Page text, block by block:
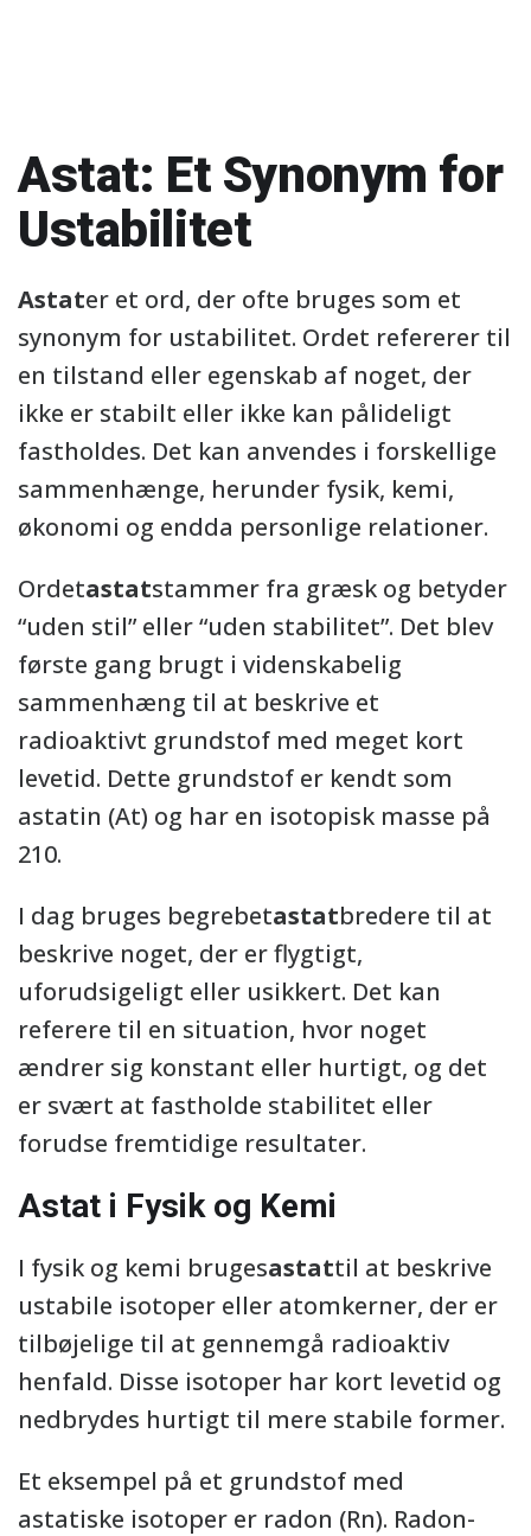
Astat: Et Synonym for
Ustabilitet
Astater et ord, der ofte bruges som et
synonym for ustabilitet. Ordet refererer til
en tilstand eller egenskab af noget, der
ikke er stabilt eller ikke kan pålideligt
fastholdes. Det kan anvendes i forskellige
sammenhænge, herunder fysik, kemi,
økonomi og endda personlige relationer.
Ordetastatstammer fra græsk og betyder
“uden stil” eller “uden stabilitet”. Det blev
første gang brugt i videnskabelig
sammenhæng til at beskrive et
radioaktivt grundstof med meget kort
levetid. Dette grundstof er kendt som
astatin (At) og har en isotopisk masse på
210.
I dag bruges begrebetastatbredere til at
beskrive noget, der er flygtigt,
uforudsigeligt eller usikkert. Det kan
referere til en situation, hvor noget
ændrer sig konstant eller hurtigt, og det
er svært at fastholde stabilitet eller
forudse fremtidige resultater.
Astat i Fysik og Kemi
I fysik og kemi brugesastattil at beskrive
ustabile isotoper eller atomkerner, der er
tilbøjelige til at gennemgå radioaktiv
henfald. Disse isotoper har kort levetid og
nedbrydes hurtigt til mere stabile former.
Et eksempel på et grundstof med
astatiske isotoper er radon (Rn). Radon-